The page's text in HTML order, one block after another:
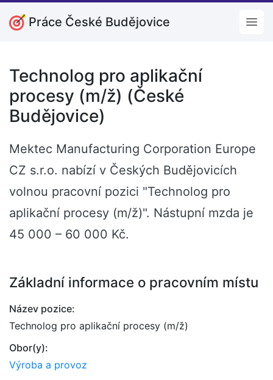
Práce České Budějovice
Technolog pro aplikační
procesy (m/ž) (České
Budějovice)
Mektec Manufacturing Corporation Europe
CZ s.r.o. nabízí v Českých Budějovicích
volnou pracovní pozici "Technolog pro
aplikační procesy (m/ž)". Nástupní mzda je
45 000 – 60 000 Kč.
Základní informace o pracovním místu
Název pozice:
Technolog pro aplikační procesy (m/ž)
Obor(y):
Výroba a provoz